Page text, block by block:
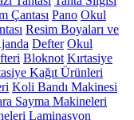
Çantası Pano Okul
Resim Boyaları ve
Defter Okul
Bloknot Kırtasiye
Kağıt Ürünleri
Koli Bandı Makinesi
Sayma Makineleri
Laminasyon